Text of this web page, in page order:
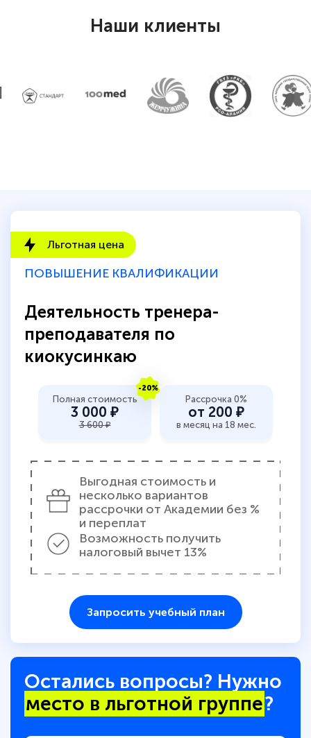
Наши клиенты
Льготная цена
ПОВЫШЕНИЕ КВАЛИФИКАЦИИ
Деятельность тренера-
преподавателя по
киокусинкаю
-20%
Полная стоимость
3 000 ₽
3 600 ₽
Рассрочка 0%
от 200 ₽
в месяц на 18 мес.
Выгодная стоимость и
несколько вариантов
рассрочки от Академии без %
и переплат
Возможность получить
налоговый вычет 13%
Запросить учебный план
Остались вопросы? Нужно
место в льготной группе?